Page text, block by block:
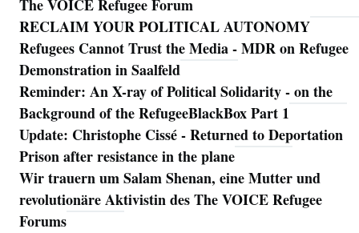
The VOICE Refugee Forum
RECLAIM YOUR POLITICAL AUTONOMY
Refugees Cannot Trust the Media - MDR on Refugee
Demonstration in Saalfeld
Reminder: An X-ray of Political Solidarity - on the
Background of the RefugeeBlackBox Part 1
Update: Christophe Cissé - Returned to Deportation
Prison after resistance in the plane
Wir trauern um Salam Shenan, eine Mutter und
revolutionäre Aktivistin des The VOICE Refugee
Forums